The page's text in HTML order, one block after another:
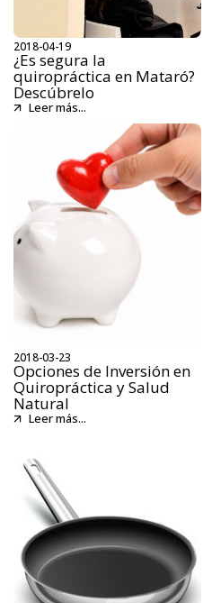
2018-04-19
¿Es segura la
quiropráctica en Mataró?
Descúbrelo
Leer más...
2018-03-23
Opciones de Inversión en
Quiropráctica y Salud
Natural
Leer más...